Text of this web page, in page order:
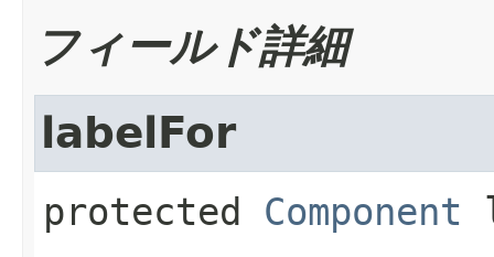
フィールド詳細
labelFor
protected Component